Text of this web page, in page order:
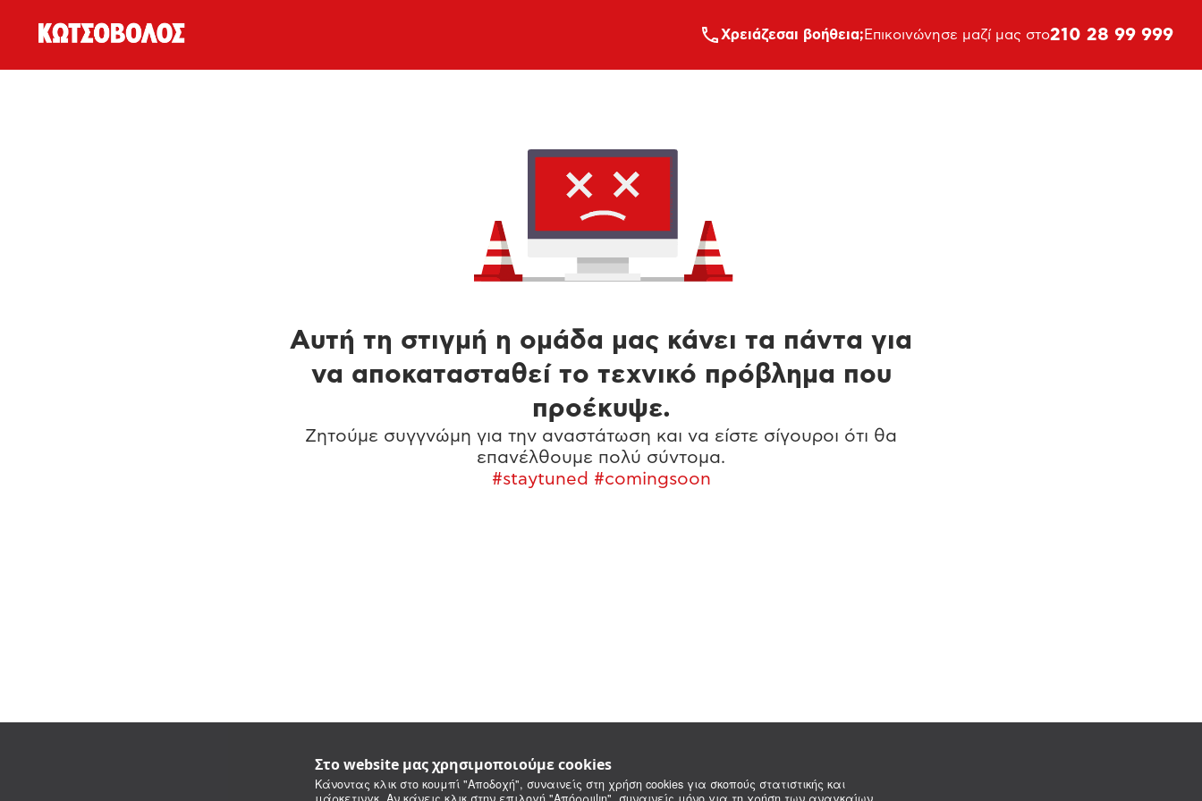
Στο website μας χρησιμοποιούμε cookies
Κάνοντας κλικ στο κουμπί "Αποδοχή", συναινείς στη χρήση cookies για σκοπούς στατιστικής και
Xρειάζεσαι βοήθεια; Επικοινώνησε μαζί μας στο210 28 99 999
Αυτή τη στιγμή η ομάδα μας κάνει τα πάντα για
να αποκατασταθεί το τεχνικό πρόβλημα που
προέκυψε.
Ζητούμε συγγνώμη για την αναστάτωση και να είστε σίγουροι ότι θα
επανέλθουμε πολύ σύντομα.
#staytuned #comingsoon